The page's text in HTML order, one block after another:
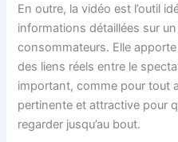
En outre, la vidéo est l’outil
informations détaillées sur
consommateurs. Elle
des liens réels entre le
important, comme pour tout
pertinente et attractive pour
regarder jusqu’au bout.